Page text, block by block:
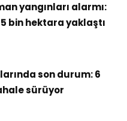
yangınları alarmı:
bin hektara yaklaştı
son durum: 6
sürüyor